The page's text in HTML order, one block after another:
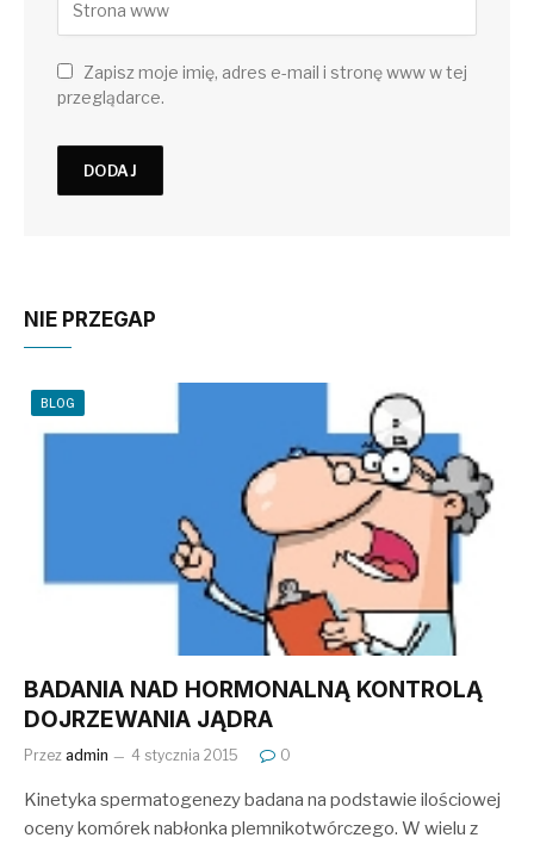
Zapisz moje imię, adres e-mail i stronę www w tej
przeglądarce.
NIE PRZEGAP
BLOG
BADANIA NAD HORMONALNĄ KONTROLĄ
DOJRZEWANIA JĄDRA
Przez admin 4 stycznia 2015 0
Kinetyka spermatogenezy badana na podstawie ilościowej
oceny komórek nabłonka plemnikotwórczego. W wielu z